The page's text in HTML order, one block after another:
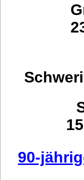
90-